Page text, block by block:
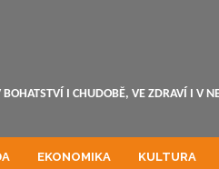
I CHUDOBĚ, VE ZDRAVÍ I V
EKONOMIKA KULTURA